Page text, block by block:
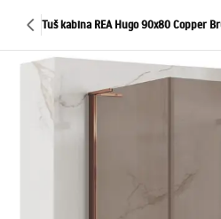
Tuš kabina REA Hugo 90x80 Copper